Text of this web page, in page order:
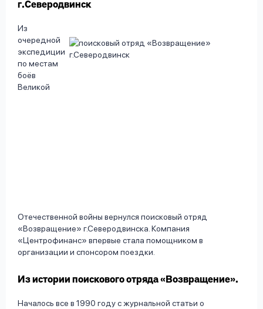
г.Северодвинск
Из
очередной
экспедиции
по местам
боёв
Великой
Отечественной войны вернулся поисковый отряд
«Возвращение» г.Северодвинска. Компания
«Центрофинанс» впервые стала помощником в
организации и спонсором поездки.
Из истории поискового отряда «Возвращение».
Началось все в 1990 году с журнальной статьи о
Войти под другим номером
на
вопросы